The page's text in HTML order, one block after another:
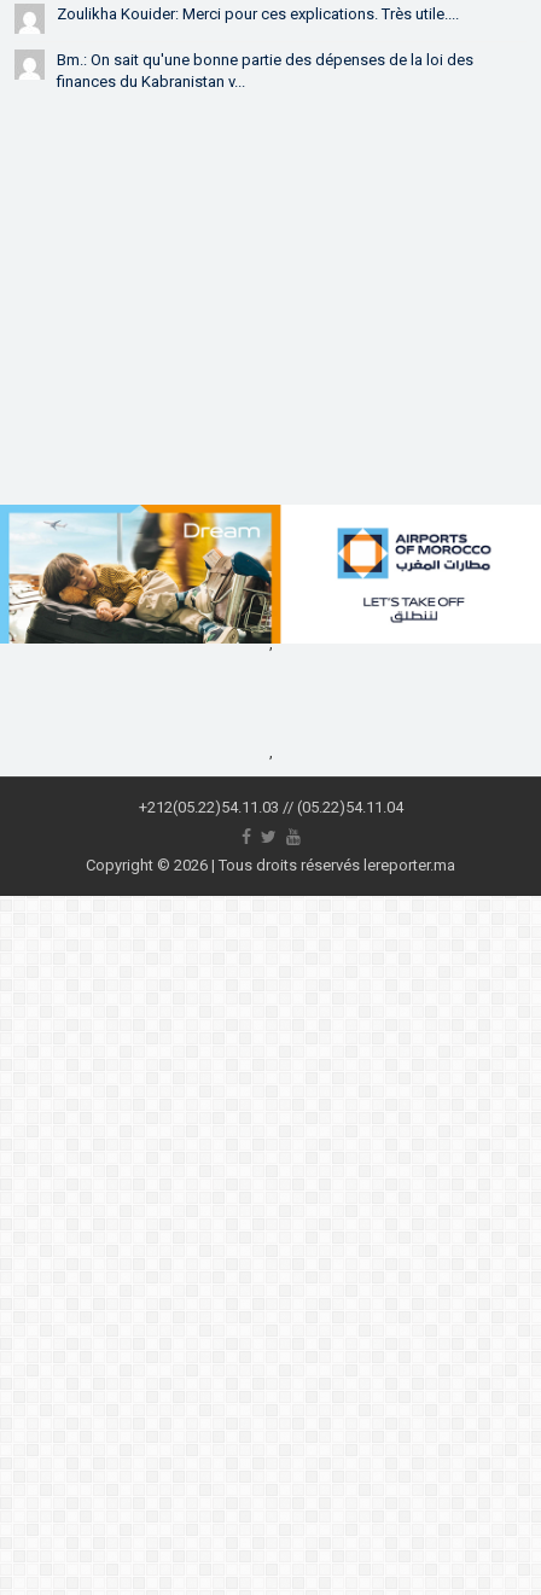
Zoulikha Kouider: Merci pour ces explications. Très utile....
Bm.: On sait qu'une bonne partie des dépenses de la loi des
finances du Kabranistan v...
,
,
+212(05.22)54.11.03 // (05.22)54.11.04
Copyright © 2026 | Tous droits réservés lereporter.ma